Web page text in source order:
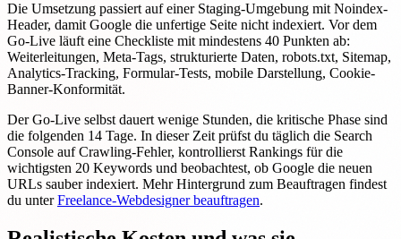
Die Umsetzung passiert auf einer Staging-Umgebung mit Noindex-
Header, damit Google die unfertige Seite nicht indexiert. Vor dem
Go-Live läuft eine Checkliste mit mindestens 40 Punkten ab:
Weiterleitungen, Meta-Tags, strukturierte Daten, robots.txt, Sitemap,
Analytics-Tracking, Formular-Tests, mobile Darstellung, Cookie-
Banner-Konformität.
Der Go-Live selbst dauert wenige Stunden, die kritische Phase sind
die folgenden 14 Tage. In dieser Zeit prüfst du täglich die Search
Console auf Crawling-Fehler, kontrollierst Rankings für die
wichtigsten 20 Keywords und beobachtest, ob Google die neuen
URLs sauber indexiert. Mehr Hintergrund zum Beauftragen findest
du unterFreelance-Webdesigner beauftragen.